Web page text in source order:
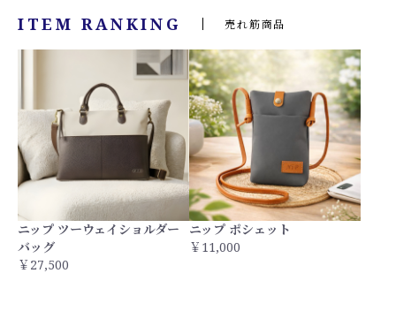
ITEM RANKING 売れ筋商品
ニップ ツーウェイショルダー
バッグ
￥27,500
ニップ ポシェット
￥11,000